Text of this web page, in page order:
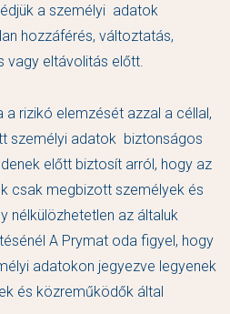
a személyi adatok
hozzáférés, változtatás,
vagy eltávolitás előtt.
rizikó elemzését azzal a céllal,
személyi adatok biztonságos
előtt biztosít arról, hogy az
csak megbizott személyek és
nélkülözhetetlen az általuk
A Prymat oda figyel, hogy
adatokon jegyezve legyenek
és közreműködők által